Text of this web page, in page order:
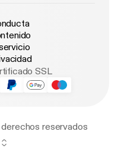
SSL
reservados